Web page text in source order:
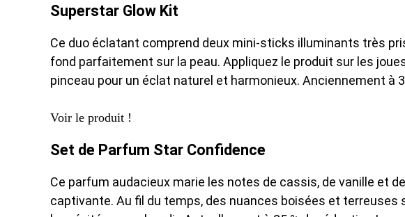
Superstar Glow Kit
Ce duo éclatant comprend deux mini-sticks illuminants très
fond parfaitement sur la peau. Appliquez le produit sur les
pinceau pour un éclat naturel et harmonieux. Anciennement à
Voir le produit !
Set de Parfum Star Confidence
Ce parfum audacieux marie les notes de cassis, de vanille et
captivante. Au fil du temps, des nuances boisées et terreuses